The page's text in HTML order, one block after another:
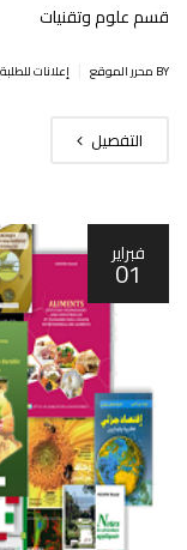
قسم علوم وتقنيات
BY محرر الموقع إعلانات للطلبة
التفصيل
فبراير
01